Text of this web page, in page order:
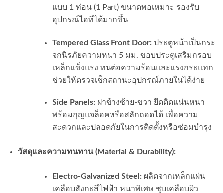
แบบ 1 ท่อน (1 Part) ขนาดพอเหมาะ รองรับ
อุปกรณ์ไอทีได้มากขึ้น
Tempered Glass Front Door:ประตูหน้าเป็นกระ
จกนิรภัยความหนา 5 มม. ขอบประตูเสริมกรอบ
เหล็กแข็งแรง ทนต่อความร้อนและแรงกระแทก
ช่วยให้ตรวจเช็กสถานะอุปกรณ์ภายในได้ง่าย
Side Panels:ฝาข้างซ้าย-ขวา ยึดติดแน่นหนา
พร้อมกุญแจล็อคหรือสลักถอดได้ เพื่อความ
สะดวกและปลอดภัยในการติดตั้งหรือซ่อมบำรุง
วัสดุและความทนทาน (Material & Durability):
Electro-Galvanized Steel:ผลิตจากเหล็กแผ่น
เคลือบสังกะสีไฟฟ้า หนาพิเศษ ชุบเคลือบผิว